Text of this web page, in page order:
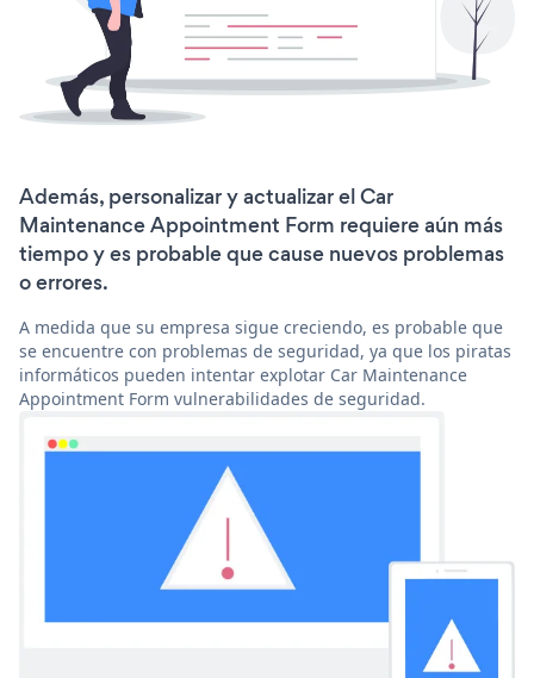
Además, personalizar y actualizar el Car
Maintenance Appointment Form requiere aún más
tiempo y es probable que cause nuevos problemas
o errores.
A medida que su empresa sigue creciendo, es probable que
se encuentre con problemas de seguridad, ya que los piratas
informáticos pueden intentar explotar Car Maintenance
Appointment Form vulnerabilidades de seguridad.